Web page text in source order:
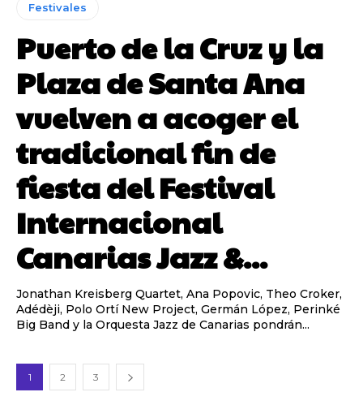
Festivales
Puerto de la Cruz y la
Plaza de Santa Ana
vuelven a acoger el
tradicional fin de
fiesta del Festival
Internacional
Canarias Jazz &...
Jonathan Kreisberg Quartet, Ana Popovic, Theo Croker,
Adédèji, Polo Ortí New Project, Germán López, Perinké
Big Band y la Orquesta Jazz de Canarias pondrán...
1 2 3